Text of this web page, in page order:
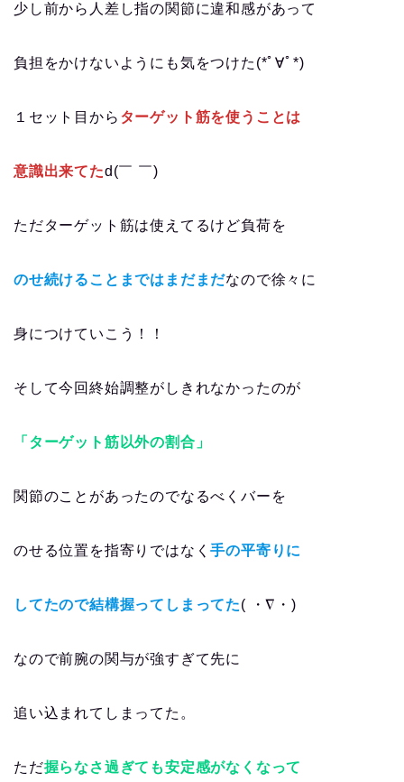
少し前から人差し指の関節に違和感があって
負担をかけないようにも気をつけた(*ﾟ∀ﾟ*)
１セット目から ターゲット筋を使うことは
意識出来てたd(￣ ￣)
ただターゲット筋は使えてるけど負荷を
のせ続けることまではまだまだなので徐々に
身につけていこう！！
そして今回終始調整がしきれなかったのが
「ターゲット筋以外の割合」
関節のことがあったのでなるべくバーを
のせる位置を指寄りではなく手の平寄りに
してたので結構握ってしまってた( ・∇・)
なので前腕の関与が強すぎて先に
追い込まれてしまってた。
ただ握らなさ過ぎても安定感がなくなって